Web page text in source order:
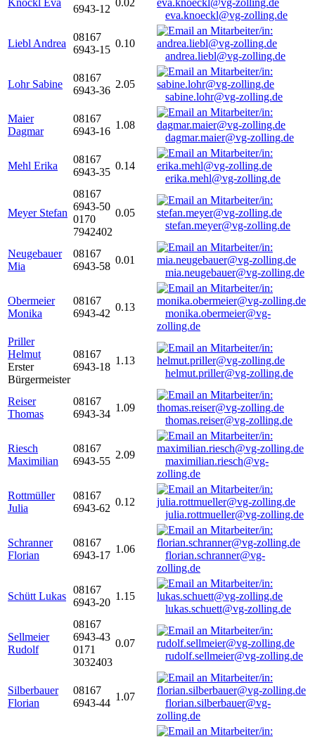
Knöckl Eva
6943-12
0.02
eva.knoeckl@vg-zolling.de
Liebl Andrea
08167
6943-15
0.10
andrea.liebl@vg-zolling.de
Lohr Sabine
08167
6943-36
2.05
sabine.lohr@vg-zolling.de
Maier
Dagmar
08167
6943-16
1.08
dagmar.maier@vg-zolling.de
Mehl Erika
08167
6943-35
0.14
erika.mehl@vg-zolling.de
Meyer Stefan
08167
6943-50
0170
7942402
0.05
stefan.meyer@vg-zolling.de
Neugebauer
Mia
08167
6943-58
0.01
mia.neugebauer@vg-zolling.de
Obermeier
Monika
08167
6943-42
0.13
monika.obermeier@vg-
zolling.de
Priller
Helmut
Erster
Bürgermeister
08167
6943-18
1.13
helmut.priller@vg-zolling.de
Reiser
Thomas
08167
6943-34
1.09
thomas.reiser@vg-zolling.de
Riesch
Maximilian
08167
6943-55
2.09
maximilian.riesch@vg-
zolling.de
Rottmüller
Julia
08167
6943-62
0.12
julia.rottmueller@vg-zolling.de
Schranner
Florian
08167
6943-17
1.06
florian.schranner@vg-
zolling.de
Schütt Lukas
08167
6943-20
1.15
lukas.schuett@vg-zolling.de
Sellmeier
Rudolf
08167
6943-43
0171
3032403
0.07
rudolf.sellmeier@vg-zolling.de
Silberbauer
Florian
08167
6943-44
1.07
florian.silberbauer@vg-
zolling.de